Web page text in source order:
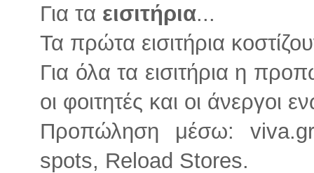
Για τα εισιτήρια...
Τα πρώτα εισιτήρια
Για όλα τα εισιτήρια η
οι φοιτητές και οι άνεργοι
Προπώληση μέσω:
spots, Reload Stores.